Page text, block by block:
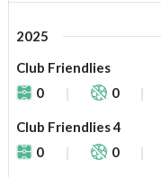
2025
Club Friendlies
0
0
Club Friendlies 4
0
0